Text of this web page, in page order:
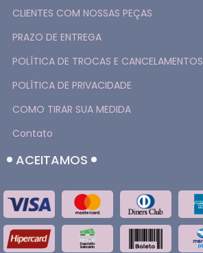
CLIENTES COM NOSSAS PEÇAS
PRAZO DE ENTREGA
POLÍTICA DE TROCAS E CANCELAMENTOS
POLÍTICA DE PRIVACIDADE
COMO TIRAR SUA MEDIDA
Contato
ACEITAMOS